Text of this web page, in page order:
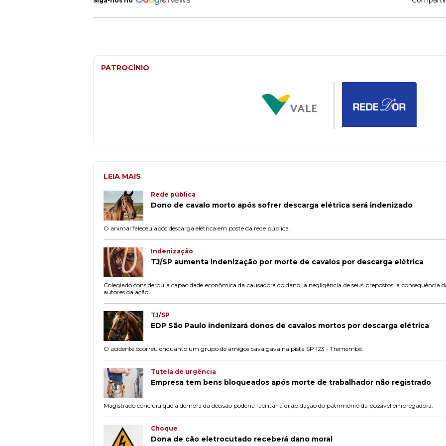
PATROCÍNIO
LEIA MAIS
Rede pública
Dono de cavalo morto após sofrer descarga elétrica será indenizado
O animal faleceu após descarga elétrica em poste da rede pública.
Indenização
TJ/SP aumenta indenização por morte de cavalos por descarga elétrica
Colegiado considerou a capacidade econômica da causadora do dano, a negligência de seus prepostos, a consequência
autores da ação.
TJ/SP
EDP São Paulo indenizará donos de cavalos mortos por descarga elétrica
O acidente ocorreu enquanto um grupo de amigos cavalgava na pista SP 123 - Tremembé.
Tutela de urgência
Empresa tem bens bloqueados após morte de trabalhador não registrado
Magistrado concluiu que a demora da decisão poderia facilitar a dilapidação do patrimônio da possível empregadora.
Choque
Dona de cão eletrocutado receberá dano moral